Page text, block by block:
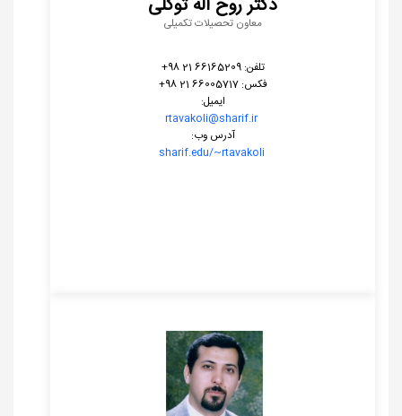
معاون تحصیلات تکمیلی
تلفن: 66165209 21 98+
فکس: 66005717 21 98+
ایمیل:
rtavakoli@sharif.ir
آدرس وب:
sharif.edu/~rtavakoli